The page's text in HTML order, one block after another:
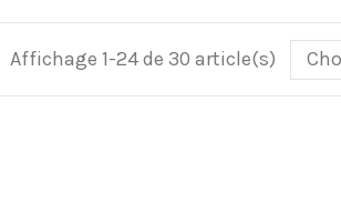
Affichage 1-24 de 30 article(s)